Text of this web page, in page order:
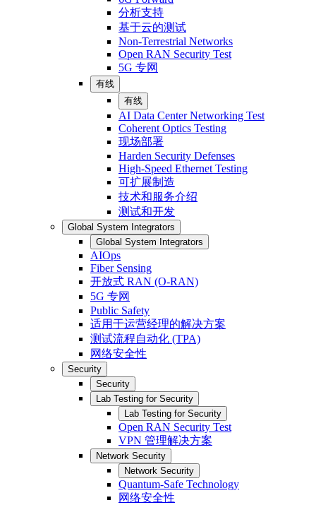
分析支持
基于云的测试
Non-Terrestrial Networks
Open RAN Security Test
5G 专网
有线
有线
AI Data Center Networking Test
Coherent Optics Testing
现场部署
Harden Security Defenses
High-Speed Ethernet Testing
可扩展制造
技术和服务介绍
测试和开发
Global System Integrators
Global System Integrators
AIOps
Fiber Sensing
开放式 RAN (O-RAN)
5G 专网
Public Safety
适用于运营经理的解决方案
测试流程自动化 (TPA)
网络安全性
Security
Security
Lab Testing for Security
Lab Testing for Security
Open RAN Security Test
VPN 管理解决方案
Network Security
Network Security
Quantum-Safe Technology
网络安全性